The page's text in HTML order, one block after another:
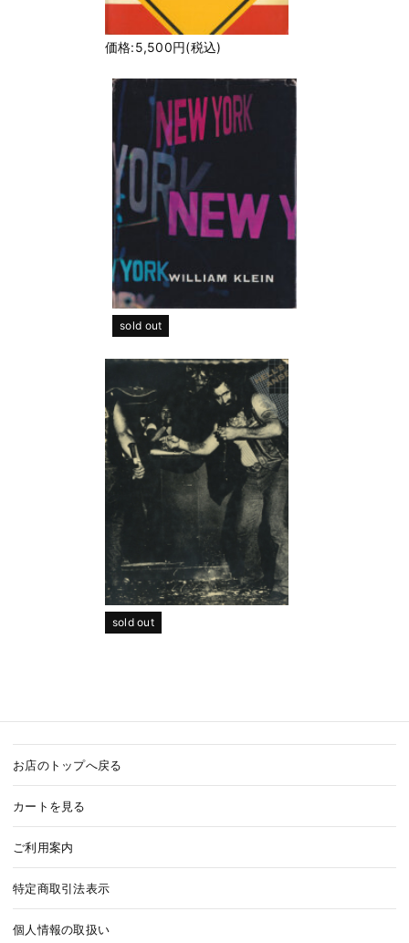
価格:5,500円(税込)
sold out
sold out
お店のトップへ戻る
カートを見る
ご利用案内
特定商取引法表示
個人情報の取扱い